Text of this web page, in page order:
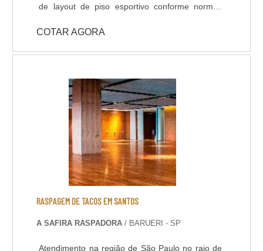
de layout de piso esportivo conforme normas
desempenho padrão para pisos esportivos é o
Poliuretano, também conhecido como tinta
variações térmicas, atritos e dilatações. Possui
grande variedade de cores e acabamentos,
podendo ser antiderrapante. DADOS
TÉCNICOS: - Resistência química a ácidos e
bases; - Cura rápida a partir de 8 horas; - Isento
de solventes; - Alta durabilidade e resistência
UV. - Alta resistência mecânica e a choque
térmico; - Resistência à abrasão; - Baixo odor e
baixo VOC; - Acabamento liso e antiderrapante; -
C; - Atende a norma LEED.
COTAR AGORA
RASPAGEM DE TACOS EM SANTOS
A SAFIRA RASPADORA / BARUERI - SP
Atendimento na região de São Paulo no raio de